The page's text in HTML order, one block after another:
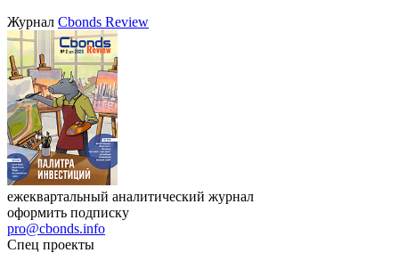
Журнал Cbonds Review
ежеквартальный аналитический журнал
оформить подписку
pro@cbonds.info
Спец проекты